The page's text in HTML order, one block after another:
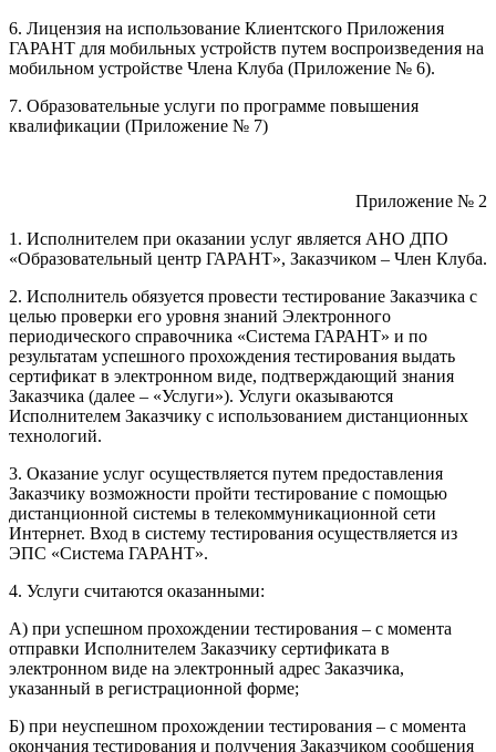
6. Лицензия на использование Клиентского Приложения
ГАРАНТ для мобильных устройств путем воспроизведения на
мобильном устройстве Члена Клуба (Приложение № 6).
7. Образовательные услуги по программе повышения
квалификации (Приложение № 7)
Приложение № 2
1. Исполнителем при оказании услуг является АНО ДПО
«Образовательный центр ГАРАНТ», Заказчиком – Член Клуба.
2. Исполнитель обязуется провести тестирование Заказчика с
целью проверки его уровня знаний Электронного
периодического справочника «Система ГАРАНТ» и по
результатам успешного прохождения тестирования выдать
сертификат в электронном виде, подтверждающий знания
Заказчика (далее – «Услуги»). Услуги оказываются
Исполнителем Заказчику с использованием дистанционных
технологий.
3. Оказание услуг осуществляется путем предоставления
Заказчику возможности пройти тестирование с помощью
дистанционной системы в телекоммуникационной сети
Интернет. Вход в систему тестирования осуществляется из
ЭПС «Система ГАРАНТ».
4. Услуги считаются оказанными:
А) при успешном прохождении тестирования – с момента
отправки Исполнителем Заказчику сертификата в
электронном виде на электронный адрес Заказчика,
указанный в регистрационной форме;
Б) при неуспешном прохождении тестирования – с момента
окончания тестирования и получения Заказчиком сообщения